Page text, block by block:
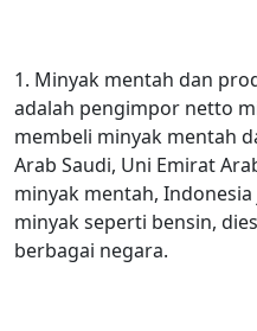
1. Minyak mentah dan
adalah pengimpor netto
membeli minyak mentah
Arab Saudi, Uni Emirat
minyak mentah,
minyak seperti bensin,
berbagai negara.